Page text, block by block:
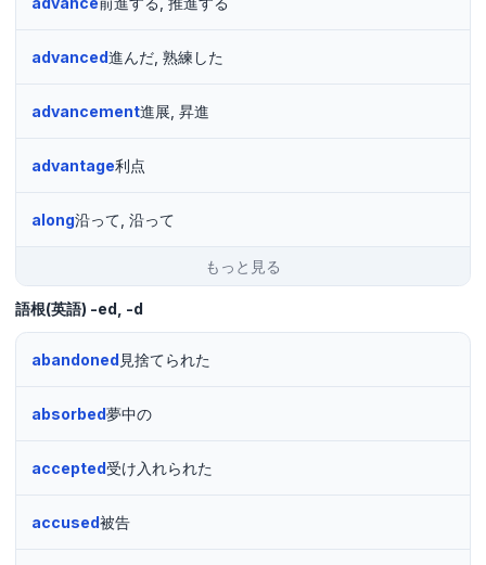
advanced進んだ, 熟練した
advancement進展, 昇進
advantage利点
along沿って, 沿って
もっと見る
語根(英語) -ed, -d
abandoned 見捨てられた
absorbed夢中の
accepted受け入れられた
accused被告